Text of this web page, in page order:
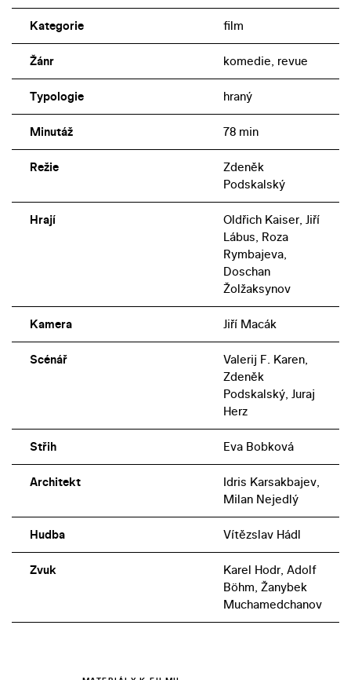
Kategorie film
Žánr komedie, revue
Typologie hraný
Minutáž 78 min
Režie
Zdeněk
Podskalský
Hrají
Oldřich Kaiser, Jiří
Lábus, Roza
Rymbajeva,
Doschan
Žolžaksynov
Kamera Jiří Macák
Scénář
Valerij F. Karen,
Zdeněk
Podskalský, Juraj
Herz
Střih Eva Bobková
Architekt
Idris Karsakbajev,
Milan Nejedlý
Hudba Vítězslav Hádl
Zvuk
Karel Hodr, Adolf
Böhm, Žanybek
Muchamedchanov